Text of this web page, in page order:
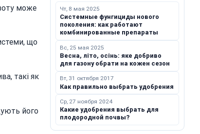
може
що
такі як
його
Чт, 8 мая 2025
Системные фунгициды нового
поколения: как работают
комбинированные препараты
Вс, 25 мая 2025
Весна, літо, осінь: яке добриво
для газону обрати на кожен сезон
Вт, 31 октября 2017
Как правильно выбрать удобрения
Ср, 27 ноября 2024
Какие удобрения выбрать для
плодородной почвы?